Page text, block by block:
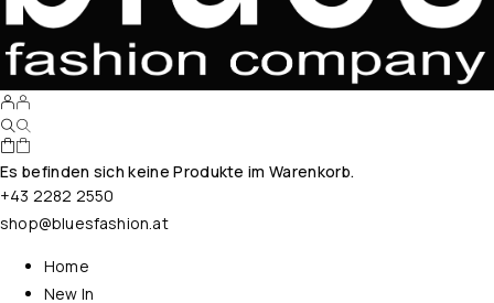
Es befinden sich keine Produkte im Warenkorb.
+43 2282 2550
shop@bluesfashion.at
Home
New In